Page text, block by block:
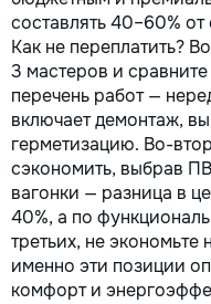
составлять 40–60%
Как не переплатить?
3 мастеров и
перечень работ —
включает демонтаж,
герметизацию. Во-
сэкономить, выбрав
вагонки — разница в
40%, а по
третьих, не экономьте
именно эти позиции
комфорт и